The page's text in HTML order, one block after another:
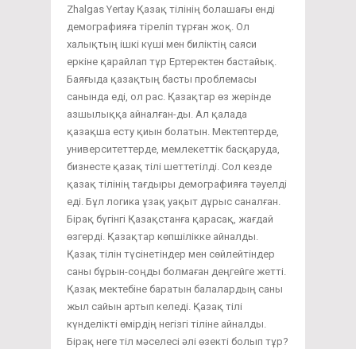
Zhalgas Yertay Қазақ тілінің болашағы енді
демографияға тіреліп тұрған жоқ. Ол
халықтың ішкі күші мен биліктің саяси
еркіне қарайлап тұр Ертеректен бастайық.
Баяғыда қазақтың басты проблемасы
санында еді, ол рас. Қазақтар өз жерінде
азшылыққа айналған-ды. Ал қалада
қазақша есту қиын болатын. Мектептерде,
университеттерде, мемлекеттік басқаруда,
бизнесте қазақ тілі шеттетілді. Сол кезде
қазақ тілінің тағдыры демографияға тәуелді
еді. Бұл логика ұзақ уақыт дұрыс саналған.
Бірақ бүгінгі Қазақстанға қарасақ, жағдай
өзгерді. Қазақтар көпшілікке айналды.
Қазақ тілін түсінетіндер мен сөйлейтіндер
саны бұрын-соңды болмаған деңгейге жетті.
Қазақ мектебіне баратын балалардың саны
жыл сайын артып келеді. Қазақ тілі
күнделікті өмірдің негізгі тіліне айналды.
Бірақ неге тіл мәселесі әлі өзекті болып тұр?